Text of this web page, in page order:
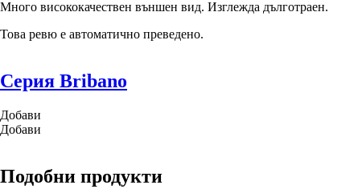
Много висококачествен външен вид. Изглежда дълготраен.
Това ревю е автоматично преведено.
Серия Bribano
Добави
Добави
Подобни продукти